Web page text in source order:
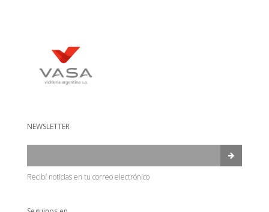
NEWSLETTER
Recibí noticias en tu correo electrónico